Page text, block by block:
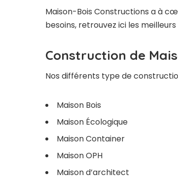
Maison-Bois Constructions a à
besoins, retrouvez ici les
Construction de
Nos différents type de
Maison Bois
Maison Écologique
Maison Container
Maison OPH
Maison d’architect